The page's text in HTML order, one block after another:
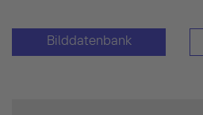
Bilddatenbank